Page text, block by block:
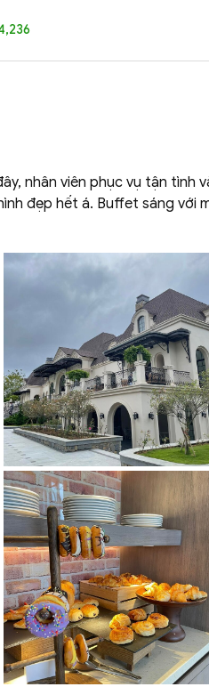
nhân viên phục vụ tận tình
đẹp hết á. Buffet sáng với